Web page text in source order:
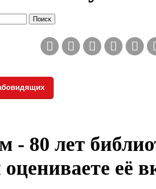
- 80 лет
её